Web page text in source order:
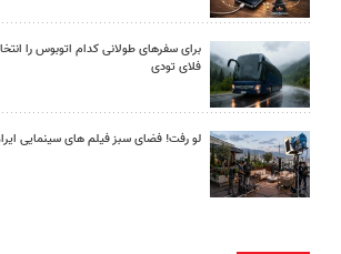
برای سفرهای طولانی کدام اتوبوس را
فلای تودی
لو رفت! فضای سبز فیلم های سینمایی